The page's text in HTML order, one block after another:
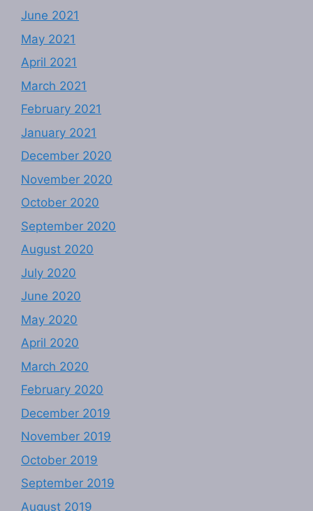
June 2021
May 2021
April 2021
March 2021
February 2021
January 2021
December 2020
November 2020
October 2020
September 2020
August 2020
July 2020
June 2020
May 2020
April 2020
March 2020
February 2020
December 2019
November 2019
October 2019
September 2019
August 2019